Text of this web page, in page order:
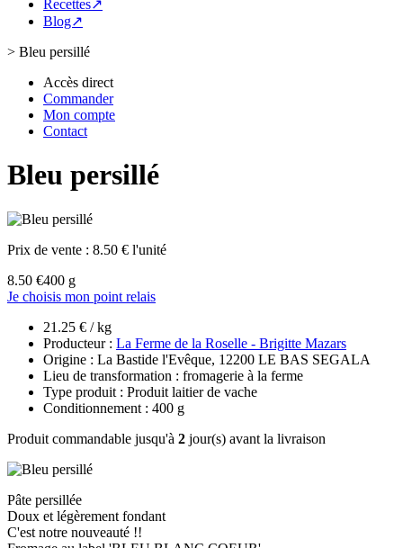
Recettes↗
Blog↗
> Bleu persillé
Accès direct
Commander
Mon compte
Contact
Bleu persillé
Prix de vente : 8.50 € l'unité
8.50 €400 g
Je choisis mon point relais
21.25 € / kg
Producteur : La Ferme de la Roselle - Brigitte Mazars
Origine : La Bastide l'Evêque, 12200 LE BAS SEGALA
Lieu de transformation : fromagerie à la ferme
Type produit : Produit laitier de vache
Conditionnement : 400 g
Produit commandable jusqu'à 2 jour(s) avant la livraison
Pâte persillée
Doux et légèrement fondant
C'est notre nouveauté !!